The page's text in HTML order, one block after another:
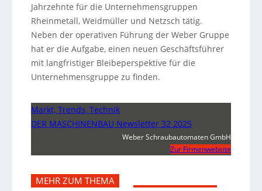
Jahrzehnte für die Unternehmensgruppen
Rheinmetall, Weidmüller und Netzsch tätig.
Neben der operativen Führung der Weber Gruppe
hat er die Aufgabe, einen neuen Geschäftsführer
mit langfristiger Bleibeperspektive für die
Unternehmensgruppe zu finden.
Markt, Trends, Technik
DER MASCHINENBAU Newsletter 32 2025
Weber Schraubautomaten GmbH
Zur Firmenwebsite
MEHR ZUM THEMA